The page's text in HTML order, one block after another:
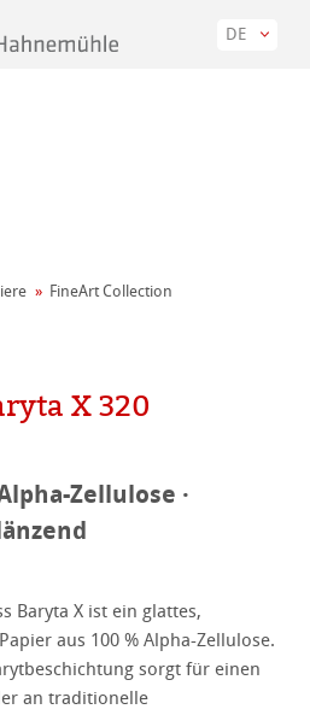
DE
FineArt Collection
X 320
Zellulose ·
Baryta X ist ein glattes,
aus 100 % Alpha-Zellulose.
sorgt für einen
an traditionelle